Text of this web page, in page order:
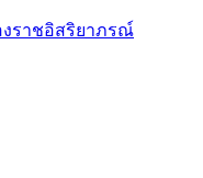
งราชอิสริยาภรณ์